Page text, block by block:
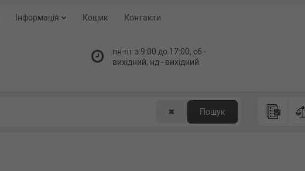
Інформація Кошик Контакти
пн-пт з 9:00 до 17:00, сб -
вихідний, нд - вихідний
✖ Пошук